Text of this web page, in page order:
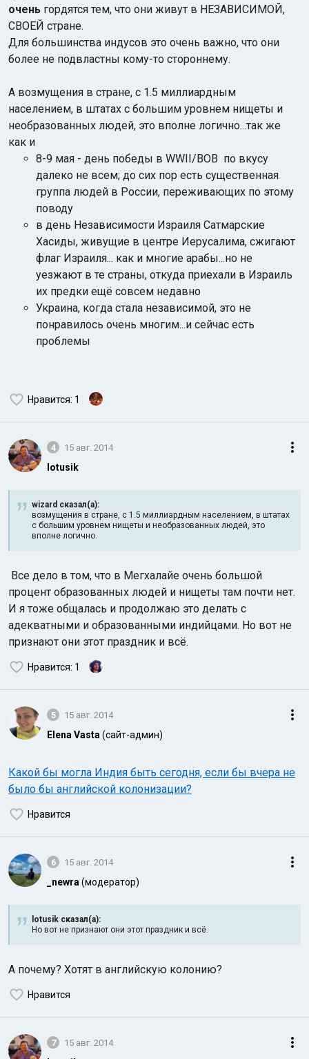
очень гордятся тем, что они живут в НЕЗАВИСИМОЙ,
СВОЕЙ стране.
Для большинства индусов это очень важно, что они
более не подвластны кому-то стороннему.
А возмущения в стране, с 1.5 миллиардным
населением, в штатах с большим уровнем нищеты и
необразованных людей, это вполне логично...так же
как и
8-9 мая - день победы в WWII/ВОВ по вкусу
далеко не всем; до сих пор есть существенная
группа людей в России, переживающих по этому
поводу
в день Независимости Израиля Сатмарские
Хасиды, живущие в центре Иерусалима, сжигают
флаг Израиля... как и многие арабы...но не
уезжают в те страны, откуда приехали в Израиль
их предки ещё совсем недавно
Украина, когда стала независимой, это не
понравилось очень многим...и сейчас есть
проблемы
Нравится: 1
4 15 авг. 2014
lotusik
wizard сказал(а):
возмущения в стране, с 1.5 миллиардным населением, в штатах
с большим уровнем нищеты и необразованных людей, это
вполне логично.
Все дело в том, что в Мегхалайе очень большой
процент образованных людей и нищеты там почти нет.
И я тоже общалась и продолжаю это делать с
адекватными и образованными индийцами. Но вот не
признают они этот праздник и всё.
Нравится: 1
5 15 авг. 2014
Elena Vasta (сайт-админ)
Какой бы могла Индия быть сегодня, если бы вчера не
было бы английской колонизации?
Нравится
6 15 авг. 2014
_newra (модератор)
lotusik сказал(а):
Но вот не признают они этот праздник и всё.
А почему? Хотят в английскую колонию?
Нравится
7 15 авг. 2014